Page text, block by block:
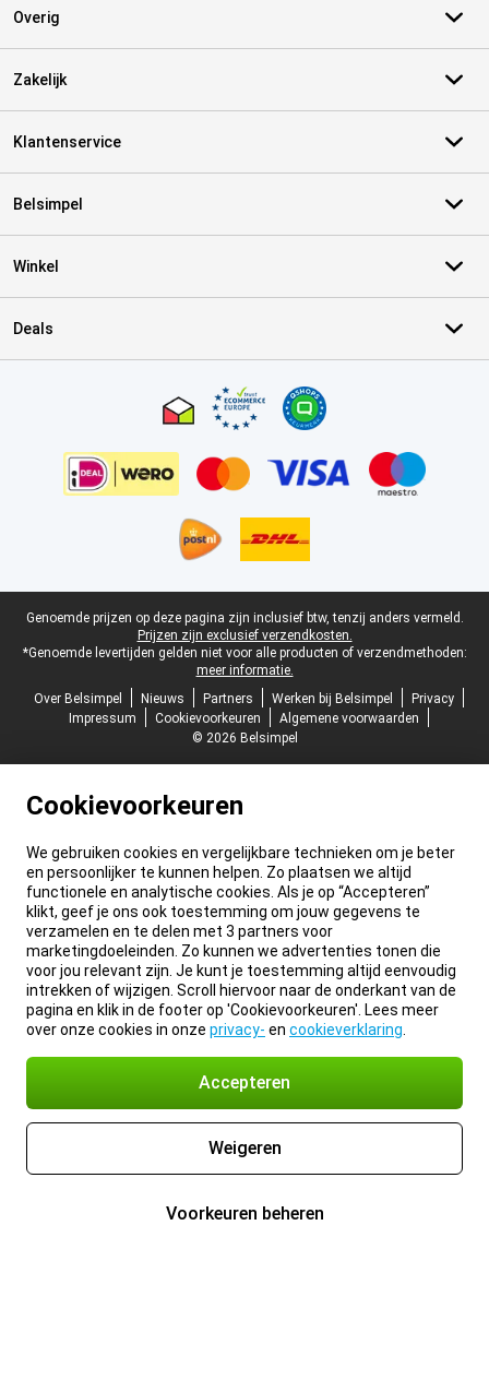
Overig
Zakelijk
Klantenservice
Belsimpel
Winkel
Deals
Juridische voettekst
Genoemde prijzen op deze pagina zijn inclusief btw, tenzij anders vermeld.
Prijzen zijn exclusief verzendkosten.
*Genoemde levertijden gelden niet voor alle producten of verzendmethoden:
meer informatie.
Over Belsimpel
Nieuws Partners Werken bij Belsimpel
Privacy
Impressum
Cookievoorkeuren
Algemene voorwaarden
© 2026 Belsimpel
Cookievoorkeuren
We gebruiken cookies en vergelijkbare technieken om je beter
en persoonlijker te kunnen helpen. Zo plaatsen we altijd
functionele en analytische cookies. Als je op “Accepteren”
klikt, geef je ons ook toestemming om jouw gegevens te
verzamelen en te delen met 3 partners voor
marketingdoeleinden. Zo kunnen we advertenties tonen die
voor jou relevant zijn. Je kunt je toestemming altijd eenvoudig
intrekken of wijzigen. Scroll hiervoor naar de onderkant van de
pagina en klik in de footer op 'Cookievoorkeuren'. Lees meer
over onze cookies in onze privacy- en cookieverklaring
Accepteren
Weigeren
Voorkeuren beheren